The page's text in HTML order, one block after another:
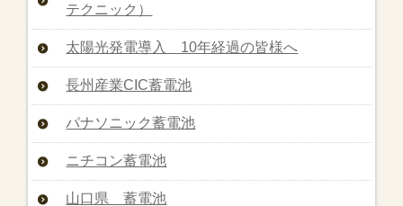
テクニック）
太陽光発電導入 10年経過の皆様へ
長州産業CIC蓄電池
パナソニック蓄電池
ニチコン蓄電池
山口県 蓄電池